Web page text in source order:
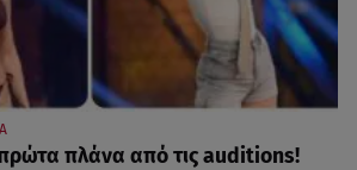
πρώτα πλάνα από τις auditions!